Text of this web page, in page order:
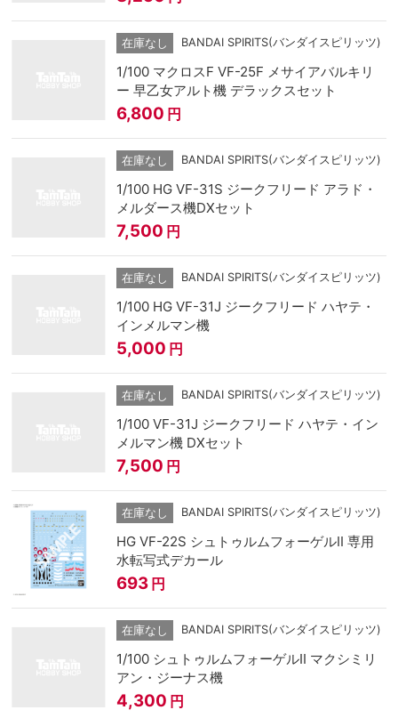
在庫なし BANDAI SPIRITS(バンダイスピリッツ)
1/100 マクロスF VF-25F メサイアバルキリ
ー 早乙女アルト機 デラックスセット
6,800 円
在庫なし BANDAI SPIRITS(バンダイスピリッツ)
1/100 HG VF-31S ジークフリード アラド・
メルダース機DXセット
7,500 円
在庫なし BANDAI SPIRITS(バンダイスピリッツ)
1/100 HG VF-31J ジークフリード ハヤテ・
インメルマン機
5,000 円
在庫なし BANDAI SPIRITS(バンダイスピリッツ)
1/100 VF-31J ジークフリード ハヤテ・イン
メルマン機 DXセット
7,500 円
在庫なし BANDAI SPIRITS(バンダイスピリッツ)
HG VF-22S シュトゥルムフォーゲルⅡ 専用
水転写式デカール
693 円
在庫なし BANDAI SPIRITS(バンダイスピリッツ)
1/100 シュトゥルムフォーゲルII マクシミリ
アン・ジーナス機
4,300 円